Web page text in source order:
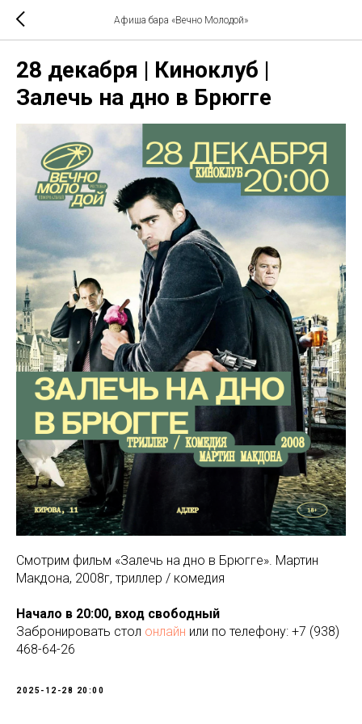
Афиша бара «Вечно Молодой»
28 декабря | Киноклуб |
Залечь на дно в Брюгге
Смотрим фильм «Залечь на дно в Брюгге». Мартин
Макдона, 2008г, триллер / комедия
Начало в 20:00, вход свободный
Забронировать стол онлайн или по телефону: +7 (938)
468-64-26
2025-12-28 20:00